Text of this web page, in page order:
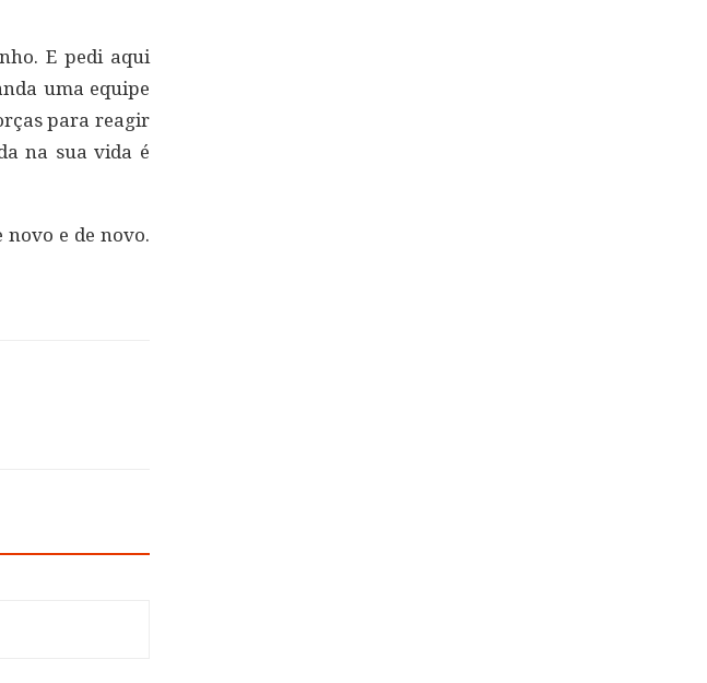
E pedi aqui
uma equipe
para reagir
na sua vida é
novo e de novo.